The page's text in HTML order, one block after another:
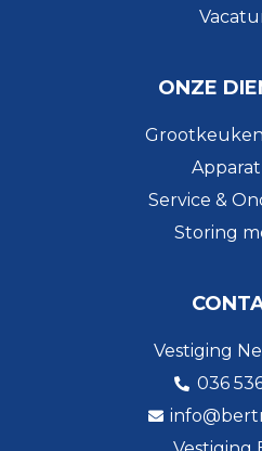
ONZE
Service &
Storing
Vestiging
036